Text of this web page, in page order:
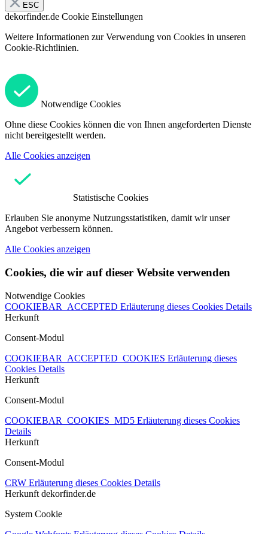
ESC
dekorfinder.de Cookie Einstellungen
Weitere Informationen zur Verwendung von Cookies in unseren
Cookie-Richtlinien.
Notwendige Cookies
Ohne diese Cookies können die von Ihnen angeforderten Dienste
nicht bereitgestellt werden.
Alle Cookies anzeigen
Statistische Cookies
Erlauben Sie anonyme Nutzungsstatistiken, damit wir unser
Angebot verbessern können.
Alle Cookies anzeigen
Cookies, die wir auf dieser Website verwenden
Notwendige Cookies
COOKIEBAR_ACCEPTED Erläuterung dieses Cookies Details
Herkunft
Consent-Modul
COOKIEBAR_ACCEPTED_COOKIES Erläuterung dieses
Cookies Details
Herkunft
Consent-Modul
COOKIEBAR_COOKIES_MD5 Erläuterung dieses Cookies
Details
Herkunft
Consent-Modul
CRW Erläuterung dieses Cookies Details
Herkunft dekorfinder.de
System Cookie